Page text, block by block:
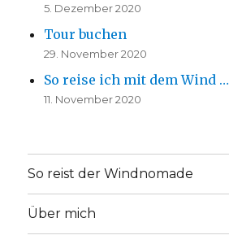
5. Dezember 2020
Tour buchen
29. November 2020
So reise ich mit dem Wind …
11. November 2020
So reist der Windnomade
Über mich